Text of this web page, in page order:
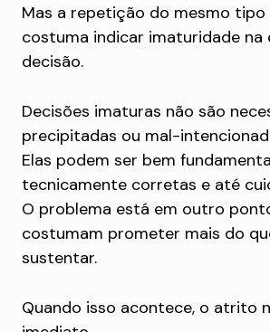
Mas a repetição do mesmo
costuma indicar imaturidade na
decisão.
Decisões imaturas não são
precipitadas ou mal-
Elas podem ser bem
tecnicamente corretas e até
O problema está em outro
costumam prometer mais do
sustentar.
Quando isso acontece, o atrito